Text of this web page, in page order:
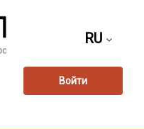
RU
Войти